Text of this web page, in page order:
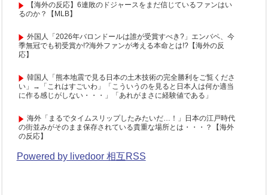
【海外の反応】6連敗のドジャースをまだ信じているファンはい
るのか？【MLB】
外国人「2026年バロンドールは誰が受賞すべき?」エンバペ、今
季無冠でも初受賞か!?海外ファンが考える本命とは!?【海外の反
応】
韓国人「熊本地震で見る日本の土木技術の完全勝利をご覧くださ
い」→「これはすごいわ」「こういうのを見ると日本人は何か適当
に作る感じがしない・・・」「あれがまさに経験値である」
海外「まるでタイムスリップしたみたいだ…！」日本の江戸時代
の街並みがそのまま保存されている貴重な場所とは・・・？【海外
の反応】
Powered by livedoor 相互RSS